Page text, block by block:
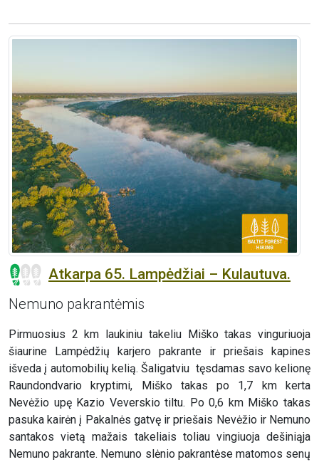
Atkarpa 65. Lampėdžiai – Kulautuva.
Nemuno pakrantėmis
Pirmuosius 2 km laukiniu takeliu Miško takas vinguriuoja
šiaurine Lampėdžių karjero pakrante ir priešais kapines
išveda į automobilių kelią. Šaligatviu tęsdamas savo kelionę
Raundondvario kryptimi, Miško takas po 1,7 km kerta
Nevėžio upę Kazio Veverskio tiltu. Po 0,6 km Miško takas
pasuka kairėn į Pakalnės gatvę ir priešais Nevėžio ir Nemuno
santakos vietą mažais takeliais toliau vingiuoja dešiniąja
Nemuno pakrante. Nemuno slėnio pakrantėse matomos senų